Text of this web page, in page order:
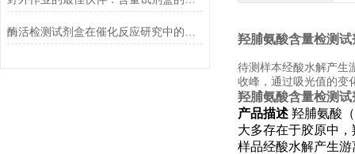
羟脯氨酸含量检测试
待测样本经酸水解产生
收峰，通过吸光值的变
羟脯氨酸含量检测试
产品描述 羟脯氨酸（
大多存在于胶原中
样品经酸水解产生